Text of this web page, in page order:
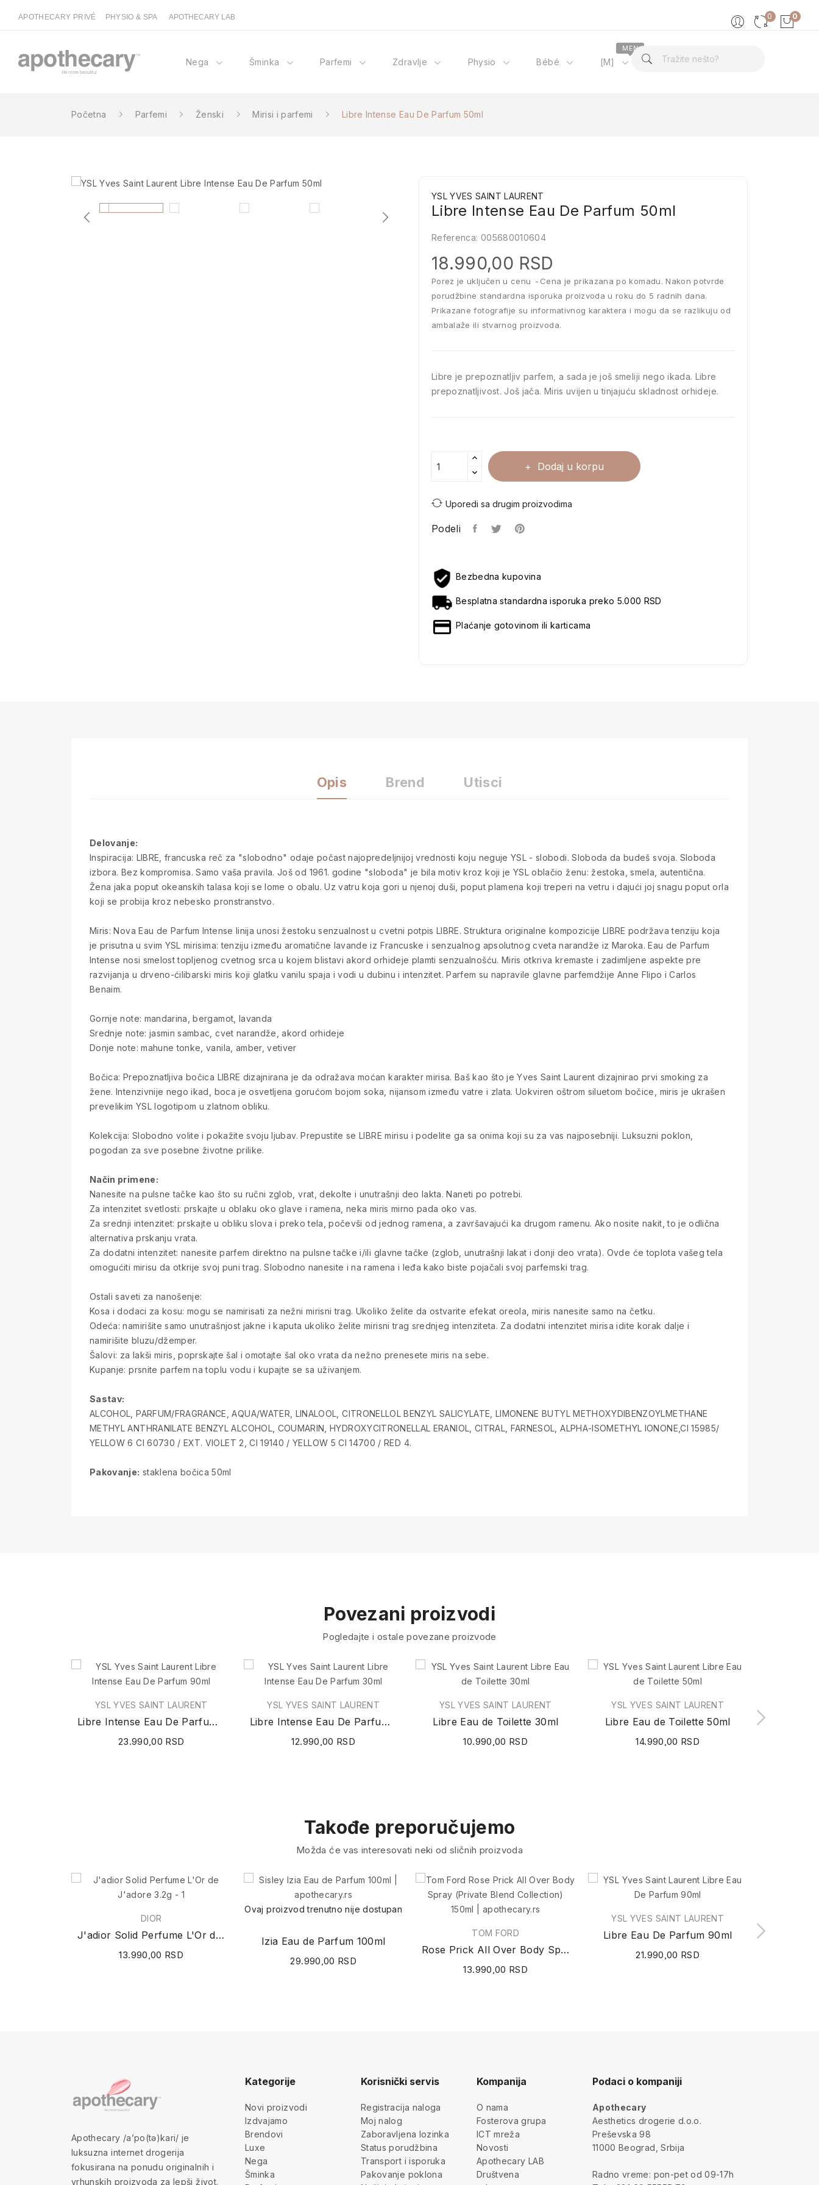
APOTHECARY PRIVÉ PHYSIO & SPA APOTHECARY LAB 0
0
Nega Šminka Parfemi Zdravlje Physio Bébé [M]
MEN
O nama
Početna Parfemi Ženski Mirisi i parfemi Libre Intense Eau De Parfum 50ml
YSL YVES SAINT LAURENT
Libre Intense Eau De Parfum 50ml
Referenca: 005680010604
18.990,00 RSD
Porez je uključen u cenu
Cena je prikazana po komadu. Nakon potvrde
porudžbine standardna isporuka proizvoda u roku do 5 radnih dana.
Prikazane fotografije su informativnog karaktera i mogu da se razlikuju od
ambalaže ili stvarnog proizvoda.
Libre je prepoznatljiv parfem, a sada je još smeliji nego ikada. Libre
prepoznatljivost. Još jača. Miris uvijen u tinjajuću skladnost orhideje.
Dodaj u korpu
Uporedi sa drugim proizvodima
Podeli
Bezbedna kupovina
Besplatna standardna isporuka preko 5.000 RSD
Plaćanje gotovinom ili karticama
Opis Brend Utisci
Delovanje:
Inspiracija: LIBRE, francuska reč za "slobodno" odaje počast najopredeljnijoj vrednosti koju neguje YSL - slobodi. Sloboda da budeš svoja. Sloboda
izbora. Bez kompromisa. Samo vaša pravila. Još od 1961. godine "sloboda" je bila motiv kroz koji je YSL oblačio ženu: žestoka, smela, autentična.
Žena jaka poput okeanskih talasa koji se lome o obalu. Uz vatru koja gori u njenoj duši, poput plamena koji treperi na vetru i dajući joj snagu poput orla
koji se probija kroz nebesko pronstranstvo.
Miris: Nova Eau de Parfum Intense linija unosi žestoku senzualnost u cvetni potpis LIBRE. Struktura originalne kompozicije LIBRE podržava tenziju koja
je prisutna u svim YSL mirisima: tenziju između aromatične lavande iz Francuske i senzualnog apsolutnog cveta narandže iz Maroka. Eau de Parfum
Intense nosi smelost topljenog cvetnog srca u kojem blistavi akord orhideje plamti senzualnošću. Miris otkriva kremaste i zadimljene aspekte pre
razvijanja u drveno-ćilibarski miris koji glatku vanilu spaja i vodi u dubinu i intenzitet. Parfem su napravile glavne parfemdžije Anne Flipo i Carlos
Benaim.
Gornje note: mandarina, bergamot, lavanda
Srednje note: jasmin sambac, cvet narandže, akord orhideje
Donje note: mahune tonke, vanila, amber, vetiver
Bočica: Prepoznatljiva bočica LIBRE dizajnirana je da odražava moćan karakter mirisa. Baš kao što je Yves Saint Laurent dizajnirao prvi smoking za
žene. Intenzivnije nego ikad, boca je osvetljena gorućom bojom soka, nijansom između vatre i zlata. Uokviren oštrom siluetom bočice, miris je ukrašen
prevelikim YSL logotipom u zlatnom obliku.
Kolekcija: Slobodno volite i pokažite svoju ljubav. Prepustite se LIBRE mirisu i podelite ga sa onima koji su za vas najposebniji. Luksuzni poklon,
pogodan za sve posebne životne prilike.
Način primene:
Nanesite na pulsne tačke kao što su ručni zglob, vrat, dekolte i unutrašnji deo lakta. Naneti po potrebi.
Za intenzitet svetlosti: prskajte u oblaku oko glave i ramena, neka miris mirno pada oko vas.
Za srednji intenzitet: prskajte u obliku slova i preko tela, počevši od jednog ramena, a završavajući ka drugom ramenu. Ako nosite nakit, to je odlična
alternativa prskanju vrata.
Za dodatni intenzitet: nanesite parfem direktno na pulsne tačke i/ili glavne tačke (zglob, unutrašnji lakat i donji deo vrata). Ovde će toplota vašeg tela
omogućiti mirisu da otkrije svoj puni trag. Slobodno nanesite i na ramena i leđa kako biste pojačali svoj parfemski trag.
Ostali saveti za nanošenje:
Kosa i dodaci za kosu: mogu se namirisati za nežni mirisni trag. Ukoliko želite da ostvarite efekat oreola, miris nanesite samo na četku.
Odeća: namirišite samo unutrašnjost jakne i kaputa ukoliko želite mirisni trag srednjeg intenziteta. Za dodatni intenzitet mirisa idite korak dalje i
namirišite bluzu/džemper.
Šalovi: za lakši miris, poprskajte šal i omotajte šal oko vrata da nežno prenesete miris na sebe.
Kupanje: prsnite parfem na toplu vodu i kupajte se sa uživanjem.
Sastav:
ALCOHOL, PARFUM/FRAGRANCE, AQUA/WATER, LINALOOL, CITRONELLOL BENZYL SALICYLATE, LIMONENE BUTYL METHOXYDIBENZOYLMETHANE
METHYL ANTHRANILATE BENZYL ALCOHOL, COUMARIN, HYDROXYCITRONELLAL ERANIOL, CITRAL, FARNESOL, ALPHA-ISOMETHYL IONONE,CI 15985/
YELLOW 6 CI 60730 / EXT. VIOLET 2, CI 19140 / YELLOW 5 CI 14700 / RED 4.
Pakovanje: staklena bočica 50ml
Povezani proizvodi
Pogledajte i ostale povezane proizvode
YSL YVES SAINT LAURENT
Libre Intense Eau De Parfum 90ml
23.990,00 RSD
YSL YVES SAINT LAURENT
Libre Intense Eau De Parfum 30ml
12.990,00 RSD
YSL YVES SAINT LAURENT
Libre Eau de Toilette 30ml
10.990,00 RSD
YSL YVES SAINT LAURENT
Libre Eau de Toilette 50ml
14.990,00 RSD
Takođe preporučujemo
Možda će vas interesovati neki od sličnih proizvoda
DIOR
J'adior Solid Perfume L'Or de J'adore 3.2g
13.990,00 RSD
Ovaj proizvod trenutno nije dostupan
Izia Eau de Parfum 100ml
29.990,00 RSD
TOM FORD
Rose Prick All Over Body Spray (Private Blend...
13.990,00 RSD
YSL YVES SAINT LAURENT
Libre Eau De Parfum 90ml
21.990,00 RSD
Apothecary /a’po(tə)kari/ je
luksuzna internet drogerija
fokusirana na ponudu originalnih i
vrhunskih proizvoda za lepši život.
Kategorije
Novi proizvodi
Izdvajamo
Brendovi
Luxe
Nega
Šminka
Korisnički servis
Registracija naloga
Moj nalog
Zaboravljena lozinka
Status porudžbina
Transport i isporuka
Pakovanje poklona
Kompanija
O nama
Fosterova grupa
ICT mreža
Novosti
Apothecary LAB
Društvena
Podaci o kompaniji
Apothecary
Aesthetics drogerie d.o.o.
Preševska 98
11000 Beograd, Srbija
Radno vreme: pon-pet od 09-17h